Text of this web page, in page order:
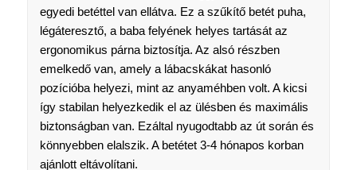
egyedi betéttel van ellátva. Ez a szűkítő betét puha,
légáteresztő, a baba felyének helyes tartását az
ergonomikus párna biztosítja. Az alsó részben
emelkedő van, amely a lábacskákat hasonló
pozícióba helyezi, mint az anyaméhben volt. A kicsi
így stabilan helyezkedik el az ülésben és maximális
biztonságban van. Ezáltal nyugodtabb az út során és
könnyebben elalszik. A betétet 3-4 hónapos korban
ajánlott eltávolítani.